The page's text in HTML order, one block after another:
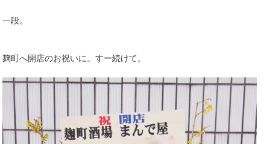
一段。
麹町へ開店のお祝いに。すー続けて。